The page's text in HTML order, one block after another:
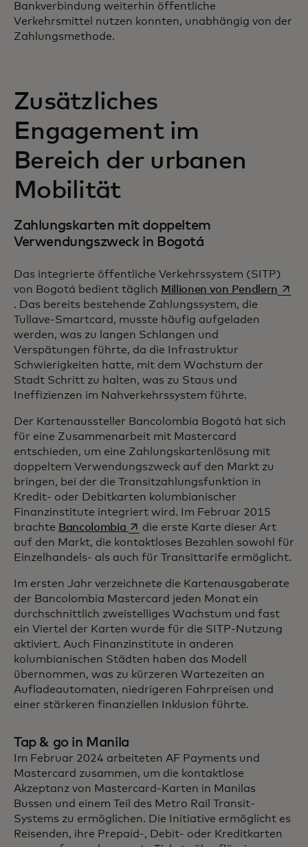
Bankverbindung weiterhin öffentliche
Verkehrsmittel nutzen konnten, unabhängig von der
Zahlungsmethode.
Zusätzliches
Engagement im
Bereich der urbanen
Mobilität
Zahlungskarten mit doppeltem
Verwendungszweck in Bogotá
Das integrierte öffentliche Verkehrssystem (SITP)
von Bogotá bedient täglich Millionen von Pendlernwird
. Das bereits bestehende Zahlungssystem, die
Tullave-Smartcard, musste häufig aufgeladen
werden, was zu langen Schlangen und
Verspätungen führte, da die Infrastruktur
Schwierigkeiten hatte, mit dem Wachstum der
Stadt Schritt zu halten, was zu Staus und
Ineffizienzen im Nahverkehrssystem führte.
Der Kartenaussteller Bancolombia Bogotá hat sich
für eine Zusammenarbeit mit Mastercard
entschieden, um eine Zahlungskartenlösung mit
doppeltem Verwendungszweck auf den Markt zu
bringen, bei der die Transitzahlungsfunktion in
Kredit- oder Debitkarten kolumbianischer
Finanzinstitute integriert wird. Im Februar 2015
brachte Bancolombia wird in einer neuen Registerkarte
die erste Karte dieser Art
auf den Markt, die kontaktloses Bezahlen sowohl für
Einzelhandels- als auch für Transittarife ermöglicht.
Im ersten Jahr verzeichnete die Kartenausgaberate
der Bancolombia Mastercard jeden Monat ein
durchschnittlich zweistelliges Wachstum und fast
ein Viertel der Karten wurde für die SITP-Nutzung
aktiviert. Auch Finanzinstitute in anderen
kolumbianischen Städten haben das Modell
übernommen, was zu kürzeren Wartezeiten an
Aufladeautomaten, niedrigeren Fahrpreisen und
einer stärkeren finanziellen Inklusion führte.
Tap & go in Manila
Im Februar 2024 arbeiteten AF Payments und
Mastercard zusammen, um die kontaktlose
Akzeptanz von Mastercard-Karten in Manilas
Bussen und einem Teil des Metro Rail Transit-
Systems zu ermöglichen. Die Initiative ermöglicht es
Reisenden, ihre Prepaid-, Debit- oder Kreditkarten